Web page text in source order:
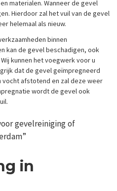
materialen. Wanneer de gevel
Hierdoor zal het vuil van de gevel
helemaal als nieuw.
binnen
kan de gevel beschadigen, ook
kunnen het voegwerk voor u
dat de gevel geïmpregneerd
afstotend en zal deze weer
wordt de gevel ook
gevelreiniging of
in